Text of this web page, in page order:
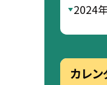
2024
カレン